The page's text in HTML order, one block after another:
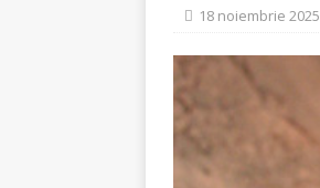
18 noiembrie 2025